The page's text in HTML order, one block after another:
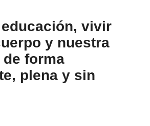
vivir
y nuestra
forma
plena y sin